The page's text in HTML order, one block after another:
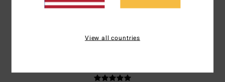
View all countries